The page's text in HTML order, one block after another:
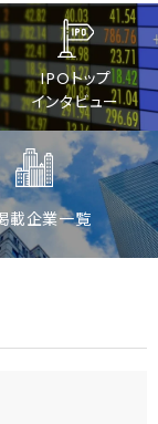
IPOトップ
インタビュー
載企業一覧